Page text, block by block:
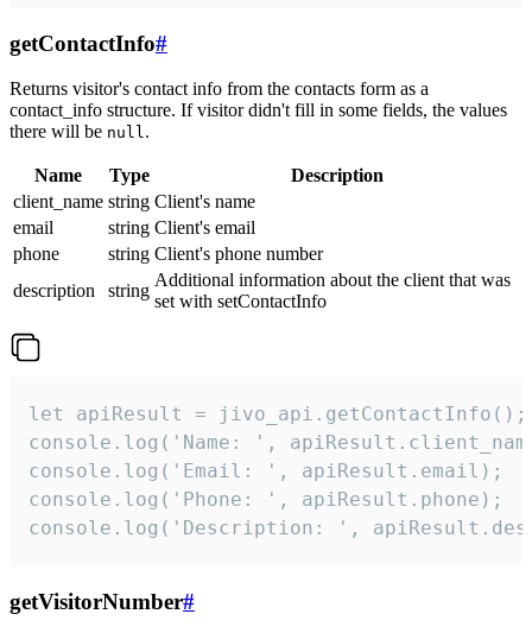
getContactInfo#
Returns visitor's contact info from the contacts form as a
contact_info structure. If visitor didn't fill in some fields, the values
there will be null.
Name Type
Description
client_name string Client's name
email
string Client's email
phone
string Client's phone number
description
string
Additional information about the client that was
set with setContactInfo
let apiResult = jivo_api.getContactInfo();
console.log('Name: ',
console.log('Email: ', apiResult.email);
console.log('Phone: ', apiResult.phone);
console.log('Description: ',
getVisitorNumber#